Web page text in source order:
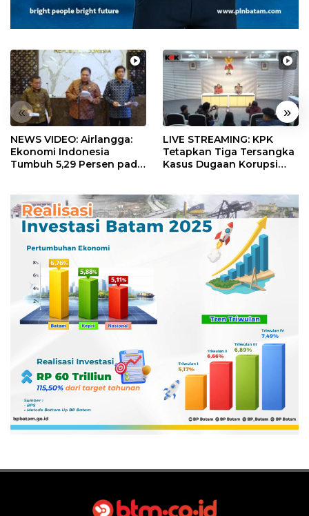
« »
NEWS VIDEO: Airlangga:
Ekonomi Indonesia
Tumbuh 5,29 Persen pada
LIVE STREAMING: KPK
Tetapkan Tiga Tersangka
Kasus Dugaan Korupsi